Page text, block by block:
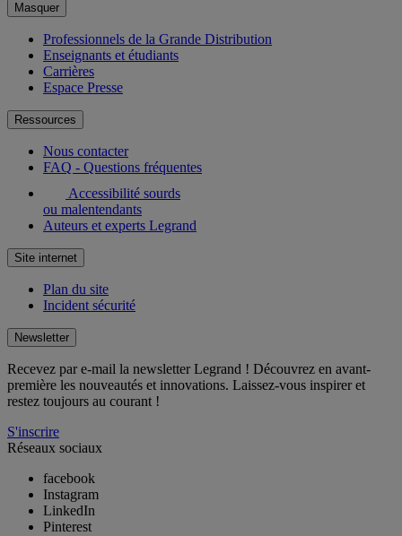
Masquer
Professionnels de la Grande Distribution
Enseignants et étudiants
Carrières
Espace Presse
Ressources
Nous contacter
FAQ - Questions fréquentes
Accessibilité sourds
ou malentendants
Auteurs et experts Legrand
Site internet
Plan du site
Incident sécurité
Newsletter
Recevez par e-mail la newsletter Legrand ! Découvrez en avant-
première les nouveautés et innovations. Laissez-vous inspirer et
restez toujours au courant !
S'inscrire
Réseaux sociaux
facebook
Instagram
LinkedIn
Pinterest